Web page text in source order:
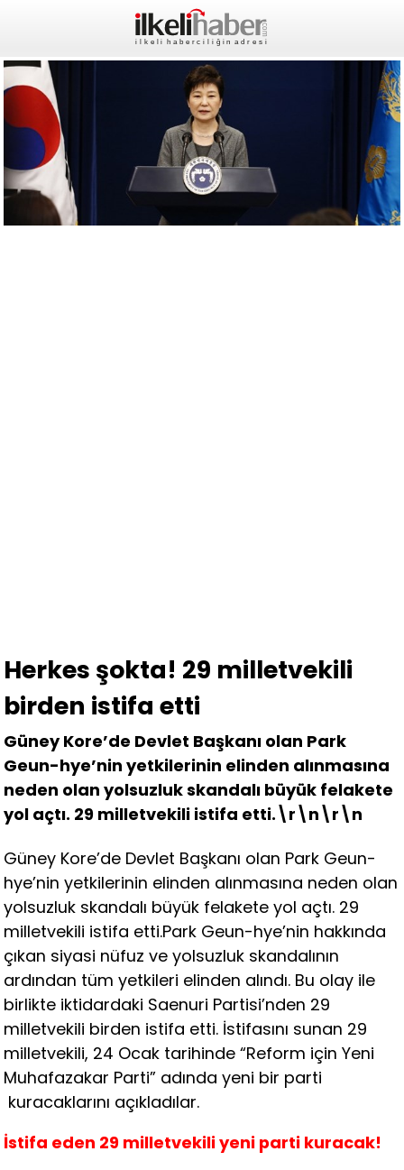
Herkes şokta! 29 milletvekili
birden istifa etti
Güney Kore’de Devlet Başkanı olan Park
Geun-hye’nin yetkilerinin elinden alınmasına
neden olan yolsuzluk skandalı büyük felakete
yol açtı. 29 milletvekili istifa etti.\r\n\r\n
Güney Kore’de Devlet Başkanı olan Park Geun-
hye’nin yetkilerinin elinden alınmasına neden olan
yolsuzluk skandalı büyük felakete yol açtı. 29
milletvekili istifa etti.Park Geun-hye’nin hakkında
çıkan siyasi nüfuz ve yolsuzluk skandalının
ardından tüm yetkileri elinden alındı. Bu olay ile
birlikte iktidardaki Saenuri Partisi’nden 29
milletvekili birden istifa etti. İstifasını sunan 29
milletvekili, 24 Ocak tarihinde “Reform için Yeni
Muhafazakar Parti” adında yeni bir parti
kuracaklarını açıkladılar.
İstifa eden 29 milletvekili yeni parti kuracak!